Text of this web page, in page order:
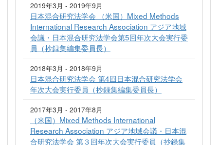
2019年3月 - 2019年9月
日本混合研究法学会 （米国）Mixed Methods
International Research Association アジア地域
会議・日本混合研究法学会第5回年次大会実行委
員（抄録集編集委員長）
2018年3月 - 2018年9月
日本混合研究法学会 第4回日本混合研究法学会
年次大会実行委員（抄録集編集委員長）
2017年3月 - 2017年8月
（米国）Mixed Methods International
Research Association アジア地域会議・日本混
合研究法学会 第３回年次大会実行委員（抄録集